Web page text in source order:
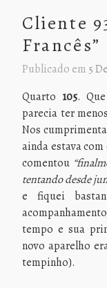
Cliente
Francês”
Publicado em 5
Quarto 105.
parecia ter
Nos
ainda estava
comentou
tentando desde
e fiquei
tempo e sua
novo aparelho
tempinho).